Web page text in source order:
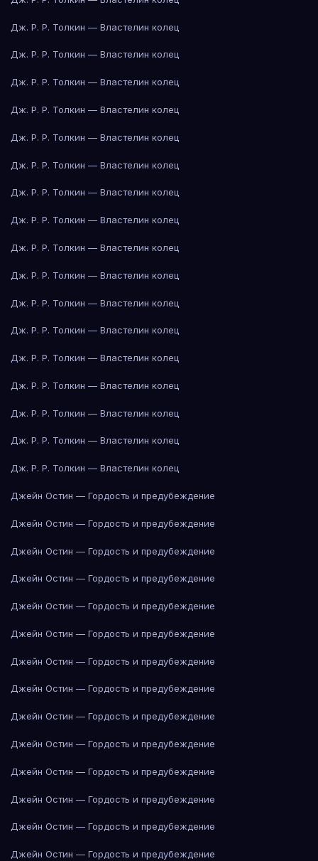
Дж. Р. Р. Толкин — Властелин колец
Дж. Р. Р. Толкин — Властелин колец
Дж. Р. Р. Толкин — Властелин колец
Дж. Р. Р. Толкин — Властелин колец
Дж. Р. Р. Толкин — Властелин колец
Дж. Р. Р. Толкин — Властелин колец
Дж. Р. Р. Толкин — Властелин колец
Дж. Р. Р. Толкин — Властелин колец
Дж. Р. Р. Толкин — Властелин колец
Дж. Р. Р. Толкин — Властелин колец
Дж. Р. Р. Толкин — Властелин колец
Дж. Р. Р. Толкин — Властелин колец
Дж. Р. Р. Толкин — Властелин колец
Дж. Р. Р. Толкин — Властелин колец
Дж. Р. Р. Толкин — Властелин колец
Дж. Р. Р. Толкин — Властелин колец
Дж. Р. Р. Толкин — Властелин колец
Джейн Остин — Гордость и предубеждение
Джейн Остин — Гордость и предубеждение
Джейн Остин — Гордость и предубеждение
Джейн Остин — Гордость и предубеждение
Джейн Остин — Гордость и предубеждение
Джейн Остин — Гордость и предубеждение
Джейн Остин — Гордость и предубеждение
Джейн Остин — Гордость и предубеждение
Джейн Остин — Гордость и предубеждение
Джейн Остин — Гордость и предубеждение
Джейн Остин — Гордость и предубеждение
Джейн Остин — Гордость и предубеждение
Джейн Остин — Гордость и предубеждение
Джейн Остин — Гордость и предубеждение